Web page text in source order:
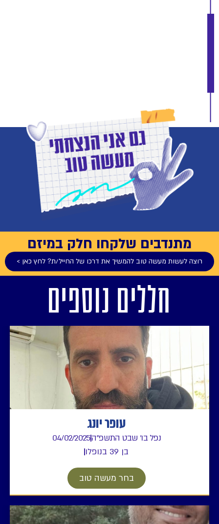
שלקחו חלק במיזם
לעשות מעשה טוב להמשיך את דרכו של החייל/ת? לחץ כאן >
חללים נוספים
עופר יונג
נפל בו' שבט התשפ"ה 04/02/2025
בחר מעשה טוב